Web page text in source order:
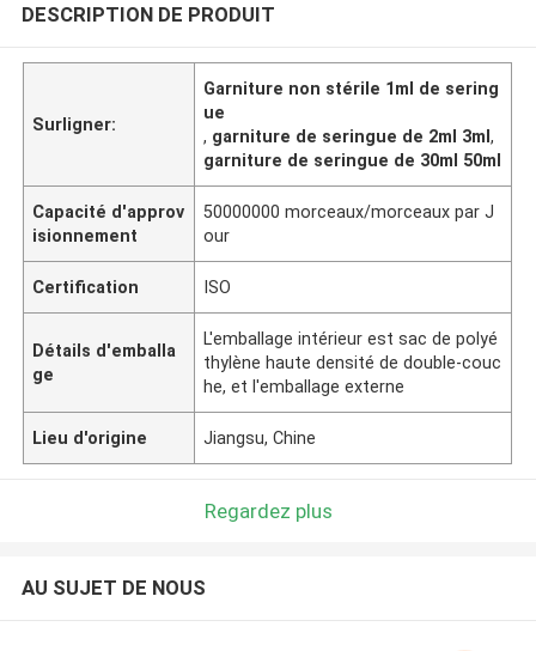
DESCRIPTION DE PRODUIT
Surligner:
Garniture non stérile 1ml de sering
ue
, garniture de seringue de 2ml 3ml,
garniture de seringue de 30ml 50ml
Capacité d'approv
isionnement
50000000 morceaux/morceaux par J
our
Certification ISO
Détails d'emballa
ge
L'emballage intérieur est sac de polyé
thylène haute densité de double-couc
he, et l'emballage externe
Lieu d'origine Jiangsu, Chine
Regardez plus
AU SUJET DE NOUS